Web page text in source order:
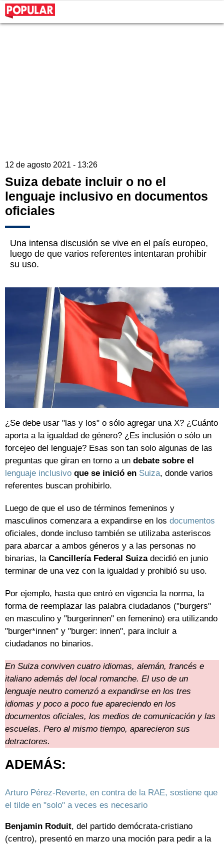
12 de agosto 2021 - 13:26
Suiza debate incluir o no el
lenguaje inclusivo en documentos
oficiales
Una intensa discusión se vive en el país europeo,
luego de que varios referentes intentaran prohibir
su uso.
¿Se debe usar "las y los" o sólo agregar una X? ¿Cuánto
aporta a la igualdad de género? ¿Es inclusión o sólo un
forcejeo del lenguaje? Esas son tan solo algunas de las
preguntas que giran en torno a un debate sobre el
lenguaje inclusivo que se inició en Suiza, donde varios
referentes buscan prohibirlo.
Luego de que el uso de términos femeninos y
masculinos comenzara a expandirse en los documentos
oficiales, donde incluso también se utilizaba asteriscos
para abarcar a ambos géneros y a las personas no
binarias, laCancillería Federal Suizadecidió en junio
terminar de una vez con la igualdad y prohibió su uso.
Por ejemplo, hasta que entró en vigencia la norma, la
forma de reemplazar las palabra ciudadanos ("burgers"
en masculino y "burgerinnen" en femenino) era utilizando
"burger*innen" y "burger: innen", para incluir a
ciudadanos no binarios.
En Suiza conviven cuatro idiomas, alemán, francés e
italiano además del local romanche. El uso de un
lenguaje neutro comenzó a expandirse en los tres
idiomas y poco a poco fue apareciendo en los
documentos oficiales, los medios de comunicación y las
escuelas. Pero al mismo tiempo, aparecieron sus
detractores.
ADEMÁS:
Arturo Pérez-Reverte, en contra de la RAE, sostiene que
el tilde en "solo" a veces es necesario
Benjamin Roduit, del partido demócrata-cristiano
(centro), presentó en marzo una moción para pedir a la